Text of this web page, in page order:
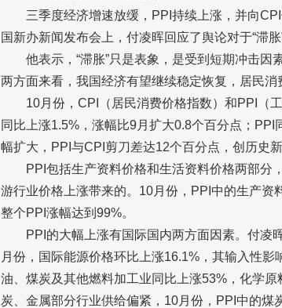
三季度经济增速放缓，PPI持续上涨，并向
国新办新闻发布会上，付凌晖回应了舆论对于“滞胀
他表示，“滞胀”只是表象，是受到短期冲击
两方面来看，我国经济有望继续稳定恢复，居民消
10月份，CPI（居民消费价格指数）和PPI（
同比上涨1.5%，涨幅比9月扩大0.8个百分点；
幅扩大，PPI与CPI剪刀差达12个百分点，创历史新
PPI包括生产资料价格和生活资料价格两部分
游行业价格上涨带来的。10月份，PPI中的生产
整个PPI涨幅达到99%。
PPI的大幅上涨有国际国内两方面因素。付凌
月份，国际能源价格环比上涨16.1%，其输入性
油、煤炭及其他燃料加工业同比上涨53%，化学
炭、金属部分行业供给偏紧，10月份，PPI中的